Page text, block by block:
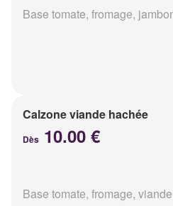
Base tomate, fromage,
Calzone viande hachée
Dès 10.00 €
Base tomate, fromage,